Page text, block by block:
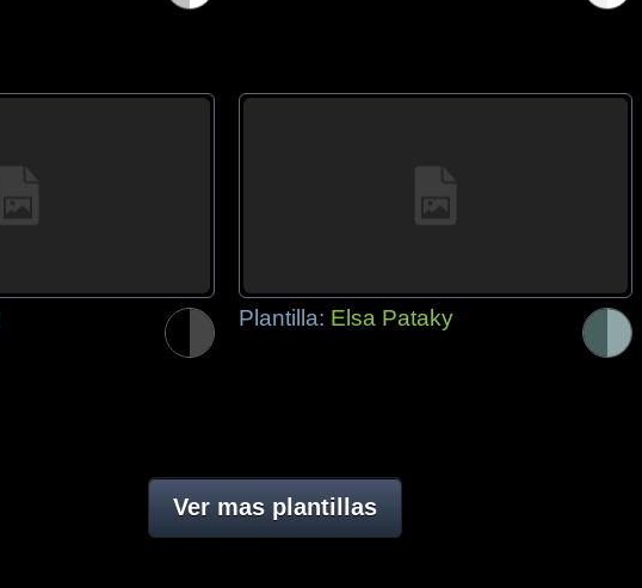
Plantilla: Elsa Pataky
Ver mas plantillas